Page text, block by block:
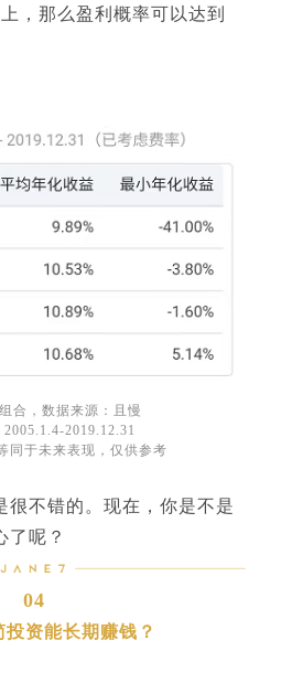
，那么盈利概率可以达到
合，数据来源：且慢
2005.1.4-2019.12.31
同于未来表现，仅供参考
很不错的。现在，你是不是
了呢？
04
投资能长期赚钱？